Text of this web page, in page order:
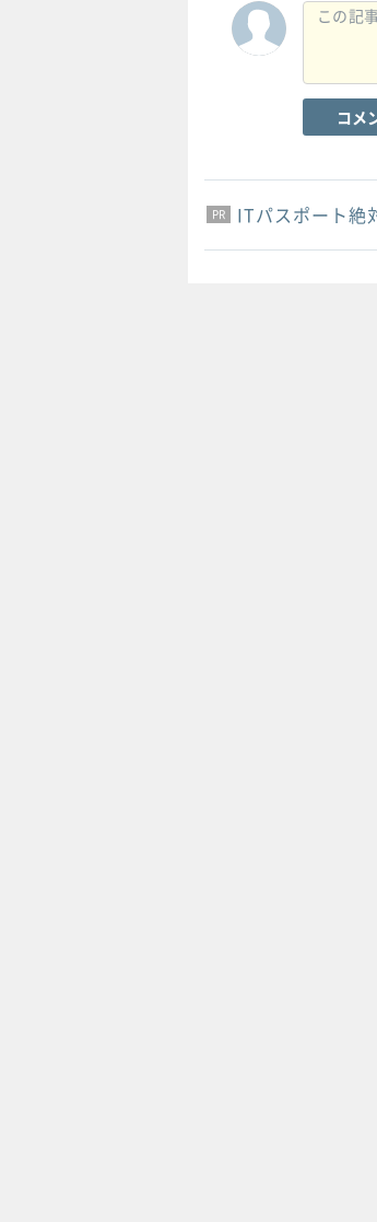
コメ
PR
PR
PR ITパスポート絶